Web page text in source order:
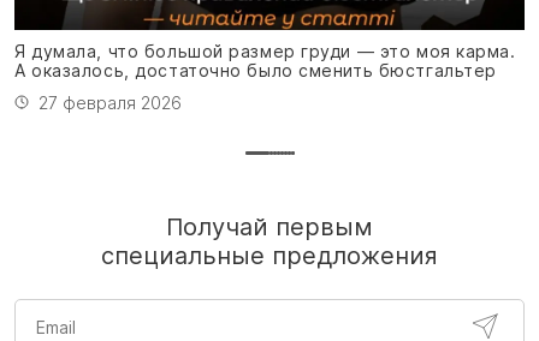
Я думала, что большой размер груди — это моя карма.
А оказалось, достаточно было сменить бюстгальтер
27 февраля 2026
Получай первым
специальные предложения